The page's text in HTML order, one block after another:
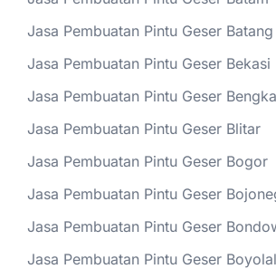
Jasa Pembuatan Pintu Geser Batang
Jasa Pembuatan Pintu Geser Bekasi
Jasa Pembuatan Pintu Geser
Jasa Pembuatan Pintu Geser Blitar
Jasa Pembuatan Pintu Geser Bogor
Jasa Pembuatan Pintu Geser
Jasa Pembuatan Pintu Geser
Jasa Pembuatan Pintu Geser